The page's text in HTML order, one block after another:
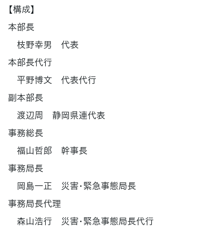
【構成】
本部長
枝野幸男 代表
本部長代行
平野博文 代表代行
副本部長
渡辺周 静岡県連代表
事務総長
福山哲郎 幹事長
事務局長
岡島一正 災害･緊急事態局長
事務局長代理
森山浩行 災害･緊急事態局長代行